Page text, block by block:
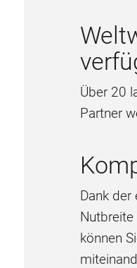
Über 20
Partner
Dank der
können